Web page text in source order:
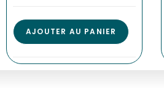
AJOUTER AU PANIER